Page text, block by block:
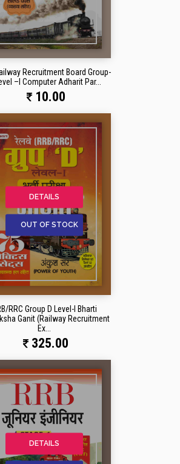
Recruitment Board Group-
–I Computer Adharit Par...
10.00
DETAILS
OUT OF STOCK
RRC Group D Level-I Bharti
Ganit (Railway Recruitment
Ex...
325.00
DETAILS